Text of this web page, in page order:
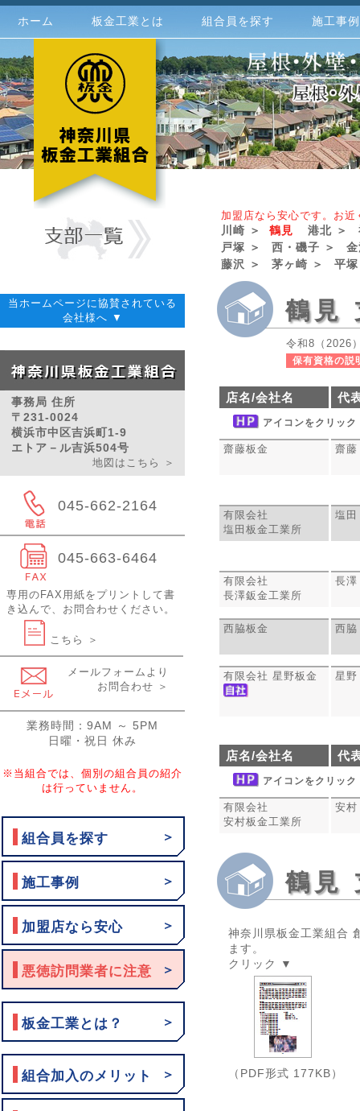
ホーム 板金工業とは 組合員を探す 施工事例
加盟店なら安心です。お
川崎 ＞ 鶴見 港北 ＞
戸塚 ＞
西・磯子 ＞
藤沢 ＞
茅ヶ崎 ＞ 平
当ホームページに協賛されている
会社様へ ▼
事務局 住所
〒231-0024
横浜市中区吉浜町1-9
エトア－ル吉浜504号
地図はこちら ＞
045-662-2164
045-663-6464
専用のFAX用紙をプリントして書
き込んで、お問合わせください。
こちら ＞
メールフォームより
お問合わせ ＞
業務時間：9AM ～ 5PM
日曜・祝日 休み
※当組合では、個別の組合員の紹介
は行っていません。
組合員を探す ＞
施工事例 ＞
加盟店なら安心 ＞
悪徳訪問業者に注意 ＞
板金工業とは？ ＞
組合加入のメリット ＞
鶴見
令和8（2026
保有資格の説
店名/会社名 代
アイコンをクリッ
齋藤板金 齋
有限会社
塩田板金工業所
塩
有限会社
長澤鈑金工業所
長
西脇板金 西
有限会社 星野板金 星
店名/会社名 代
アイコンをクリッ
有限会社
安村板金工業所
安
鶴見
神奈川県板金工業組合
ます。
クリック ▼
（PDF形式 177KB）